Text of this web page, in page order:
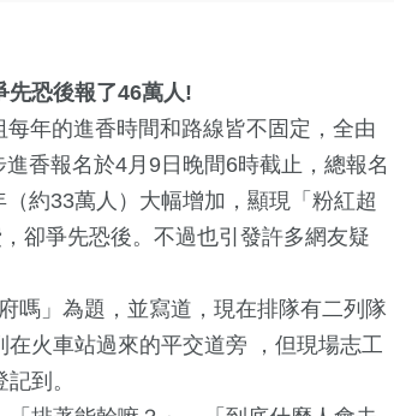
先恐後報了46萬人!
年的進香時間和路線皆不固定，全由
香報名於4月9日晚間6時截止，總報名
約33萬人）大幅增加，顯現「粉紅超
卻爭先恐後。不過也引發許多網友疑
嗎」為題，並寫道，現在排隊有二列隊
火車站過來的平交道旁 ，但現場志工
到。